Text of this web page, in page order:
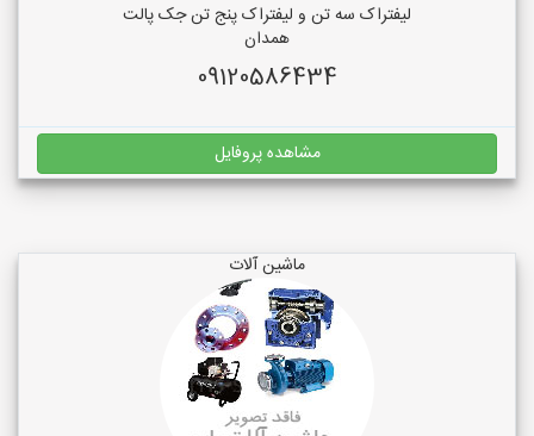
لیفتراک سه تن و لیفتراک پنج تن جک پالت
همدان
09120586434
مشاهده پروفایل
ماشین آلات